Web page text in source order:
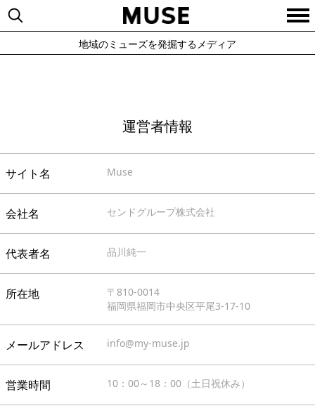
地域のミューズを発掘するメディア
運営者情報
サイト名 Muse
会社名 センドグループ株式会社
代表者名 品川純一
所在地
〒810-0014
福岡県福岡市中央区平尾3-17-10
メールアドレス info@my-muse.jp
営業時間 10：00～18：00（土日祝休み）